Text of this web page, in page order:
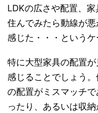
LDKの広さや配置、
住んでみたら動線が
感じた・・・というケ
特に大型家具の配置
感じることでしょう
の配置がミスマッチ
ったり、あるいは収